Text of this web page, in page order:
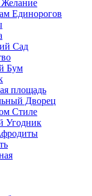
Желание
Единорогов
Сад
Бум
площадь
Дворец
Стиле
Угодник